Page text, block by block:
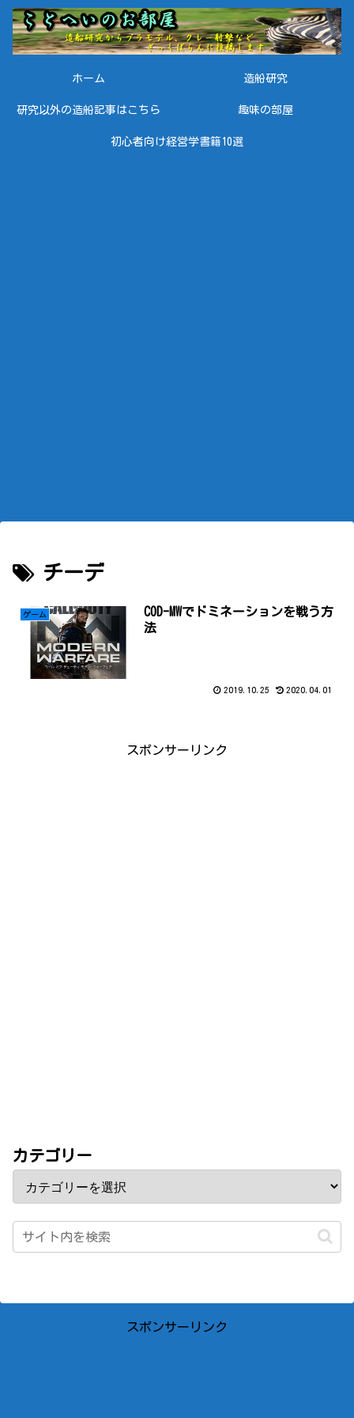
ホーム 造船研究
研究以外の造船記事はこちら 趣味の部屋
初心者向け経営学書籍10選
チーデ
ゲーム
COD-MWでドミネーションを戦う方
法
2019.10.25 2020.04.01
スポンサーリンク
カテゴリー
スポンサーリンク